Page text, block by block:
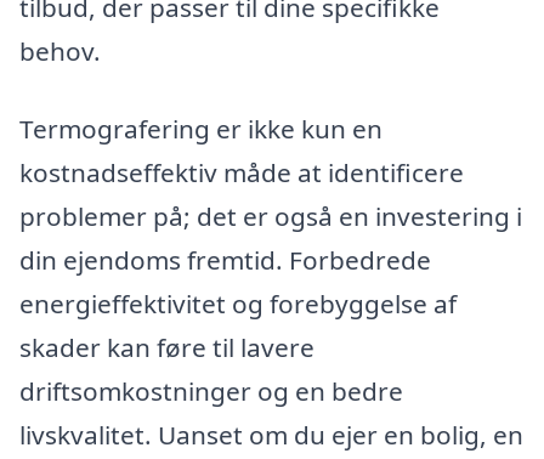
tilbud, der passer til dine specifikke
behov.
Termografering er ikke kun en
kostnadseffektiv måde at identificere
problemer på; det er også en investering i
din ejendoms fremtid. Forbedrede
energieffektivitet og forebyggelse af
skader kan føre til lavere
driftsomkostninger og en bedre
livskvalitet. Uanset om du ejer en bolig, en